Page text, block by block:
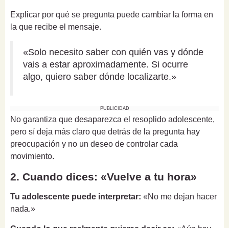
Explicar por qué se pregunta puede cambiar la forma en
la que recibe el mensaje.
«Solo necesito saber con quién vas y dónde
vais a estar aproximadamente. Si ocurre
algo, quiero saber dónde localizarte.»
PUBLICIDAD
No garantiza que desaparezca el resoplido adolescente,
pero sí deja más claro que detrás de la pregunta hay
preocupación y no un deseo de controlar cada
movimiento.
2. Cuando dices: «Vuelve a tu hora»
Tu adolescente puede interpretar: «No me dejan hacer
nada.»